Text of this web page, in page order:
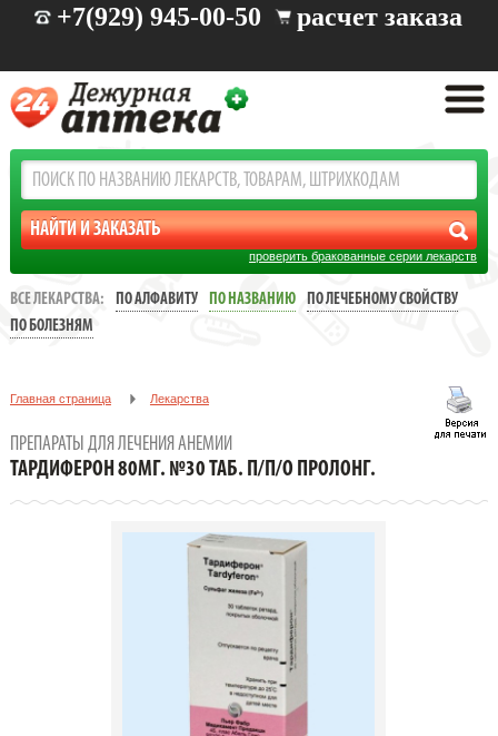
+7(929) 945-00-50 расчет заказа
проверить бракованные серии лекарств
ВСЕ ЛЕКАРСТВА: ПО АЛФАВИТУ ПО НАЗВАНИЮ
ПО ЛЕЧЕБНОМУ СВОЙСТВУ
ПО БОЛЕЗНЯМ
Главная страница Лекарства
ТАРДИФЕРОН 80МГ. №30 ТАБ. П/П/О ПРОЛОНГ.
ПРЕПАРАТЫ ДЛЯ ЛЕЧЕНИЯ АНЕМИИ
ТАРДИФЕРОН 80МГ. №30 ТАБ. П/П/О ПРОЛОНГ.